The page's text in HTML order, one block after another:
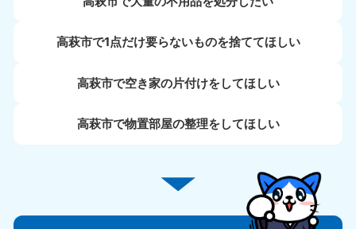
高萩市で1点だけ要らないものを捨ててほしい
高萩市で空き家の片付けをしてほしい
高萩市で物置部屋の整理をしてほしい